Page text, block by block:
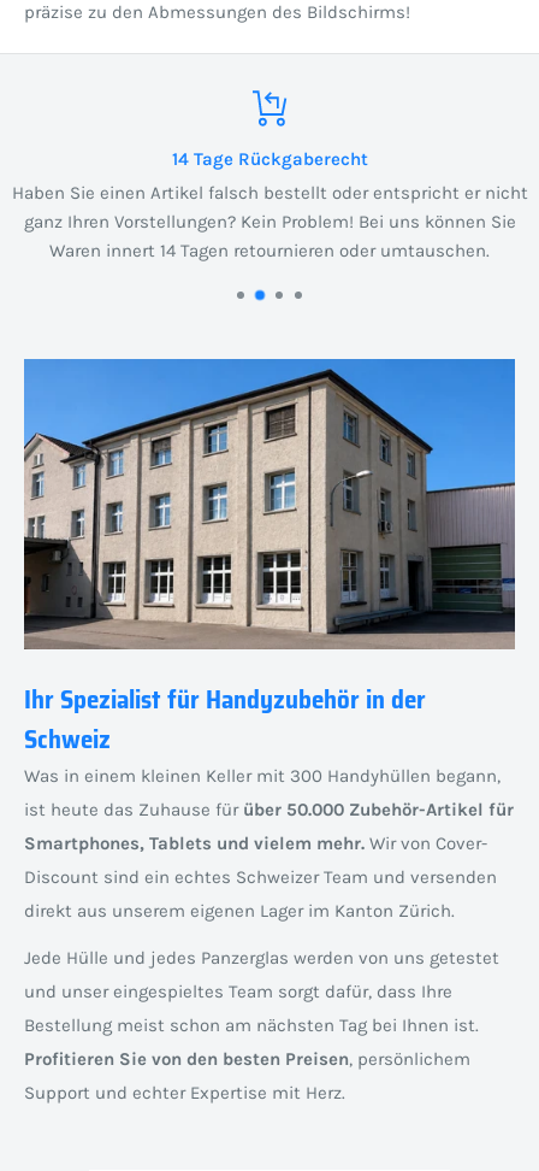
präzise zu den Abmessungen des Bildschirms!
14 Tage Rückgaberecht
Haben Sie einen Artikel falsch bestellt oder entspricht er nicht
ganz Ihren Vorstellungen? Kein Problem! Bei uns können Sie
Waren innert 14 Tagen retournieren oder umtauschen.
Ihr Spezialist für Handyzubehör in der
Schweiz
Was in einem kleinen Keller mit 300 Handyhüllen begann,
ist heute das Zuhause für über 50.000 Zubehör-Artikel für
Smartphones, Tablets und vielem mehr. Wir von Cover-
Discount sind ein echtes Schweizer Team und versenden
direkt aus unserem eigenen Lager im Kanton Zürich.
Jede Hülle und jedes Panzerglas werden von uns getestet
und unser eingespieltes Team sorgt dafür, dass Ihre
Bestellung meist schon am nächsten Tag bei Ihnen ist.
Profitieren Sie von den besten Preisen, persönlichem
Support und echter Expertise mit Herz.